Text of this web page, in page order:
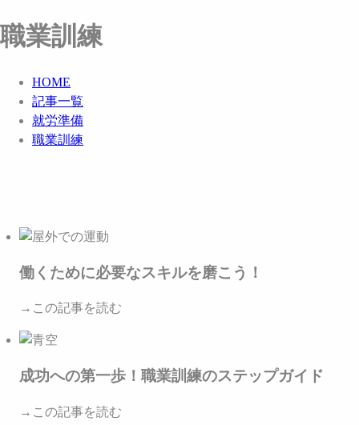
職業訓練
HOME
記事一覧
就労準備
職業訓練
働くために必要なスキルを磨こう！
→この記事を読む
成功への第一歩！職業訓練のステップガイド
→この記事を読む